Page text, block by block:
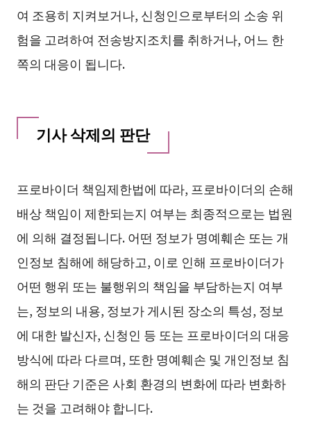
여 조용히 지켜보거나, 신청인으로부터의 소송 위
험을 고려하여 전송방지조치를 취하거나, 어느 한
쪽의 대응이 됩니다.
기사 삭제의 판단
프로바이더 책임제한법에 따라, 프로바이더의 손해
배상 책임이 제한되는지 여부는 최종적으로는 법원
에 의해 결정됩니다. 어떤 정보가 명예훼손 또는 개
인정보 침해에 해당하고, 이로 인해 프로바이더가
어떤 행위 또는 불행위의 책임을 부담하는지 여부
는, 정보의 내용, 정보가 게시된 장소의 특성, 정보
에 대한 발신자, 신청인 등 또는 프로바이더의 대응
방식에 따라 다르며, 또한 명예훼손 및 개인정보 침
해의 판단 기준은 사회 환경의 변화에 따라 변화하
는 것을 고려해야 합니다.